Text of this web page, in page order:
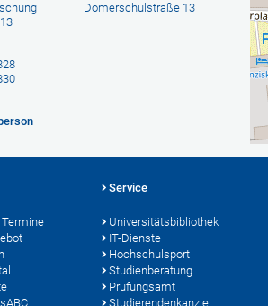
Domerschulstraße 13
Service
Universitätsbibliothek
IT-Dienste
Hochschulsport
Studienberatung
Prüfungsamt
Studierendenkanzlei